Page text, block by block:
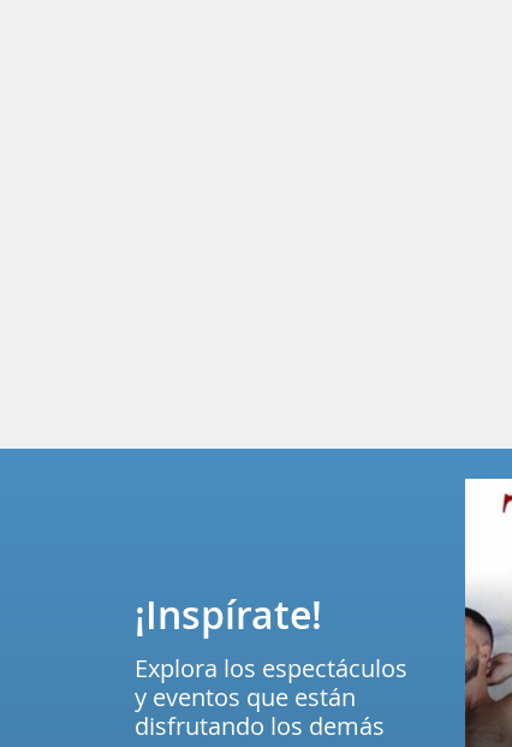
¡Inspírate!
Explora los espectáculos
y eventos que están
disfrutando los demás